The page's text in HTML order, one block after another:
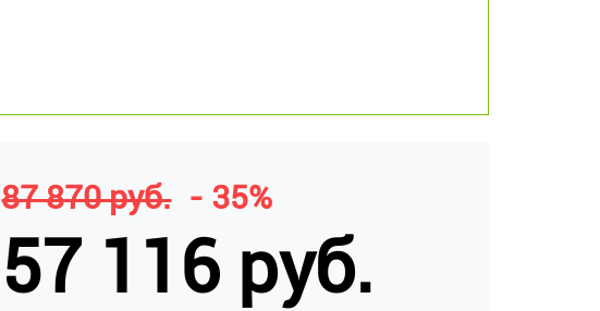
87 870 руб. - 35%
57 116 руб.